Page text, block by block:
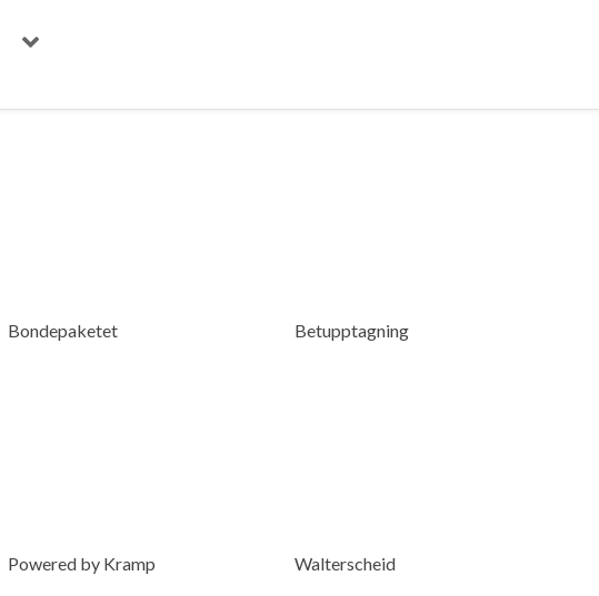
Bondepaketet Betupptagning
Powered by Kramp Walterscheid